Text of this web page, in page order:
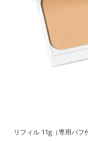
リフィル 11g（専用パフ